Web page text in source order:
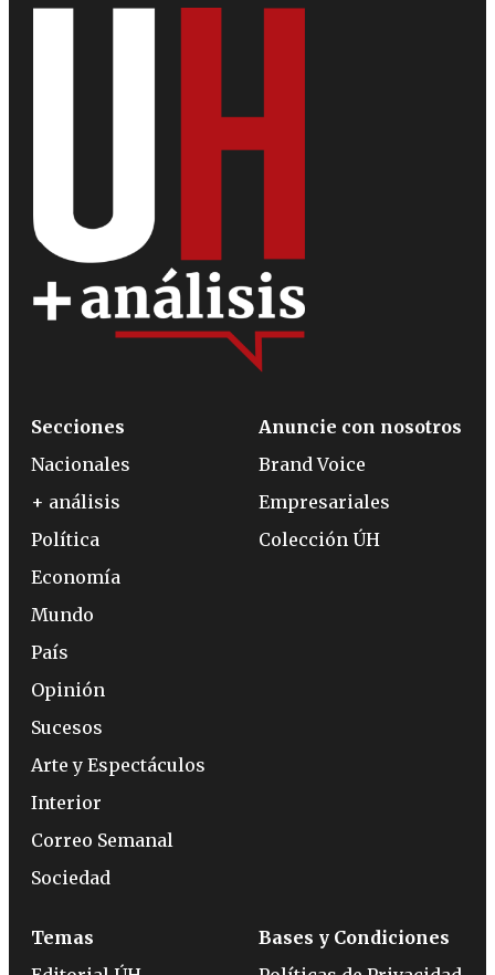
Secciones
Nacionales
+ análisis
Política
Economía
Mundo
País
Opinión
Sucesos
Arte y Espectáculos
Interior
Correo Semanal
Sociedad
Anuncie con nosotros
Brand Voice
Empresariales
Colección ÚH
Temas
Bases y Condiciones